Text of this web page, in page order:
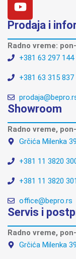
Prodaja i
Radno vreme:
+381 63 297 144
+381 63 315 837
Showroom
Radno vreme,
Grčića Milenka
+381 11 3820
+381 11 3820
office@bepro.rs
Servis i
Radno vreme,
Grčića Milenka